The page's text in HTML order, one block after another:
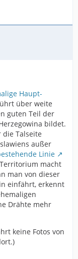
Haupt-
über weite
guten Teil der
bildet.
Talseite
außer
Linie
macht
man von dieser
einfährt, erkennt
Drähte mehr
keine Fotos von